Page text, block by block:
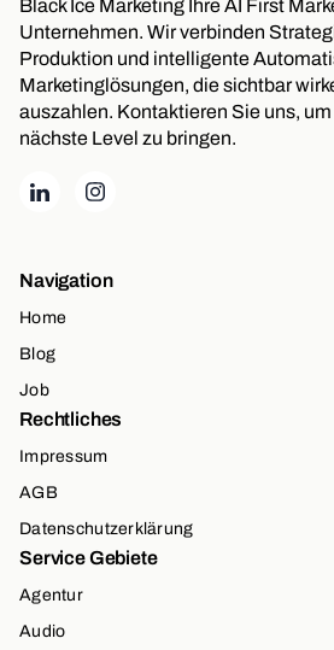
Black Ice Marketing Ihre AI First
Unternehmen. Wir verbinden
Produktion und intelligente
Marketinglösungen, die sichtbar
auszahlen. Kontaktieren Sie uns,
nächste Level zu bringen.
Navigation
Home
Blog
Job
Rechtliches
Impressum
AGB
Datenschutzerklärung
Service Gebiete
Agentur
Audio